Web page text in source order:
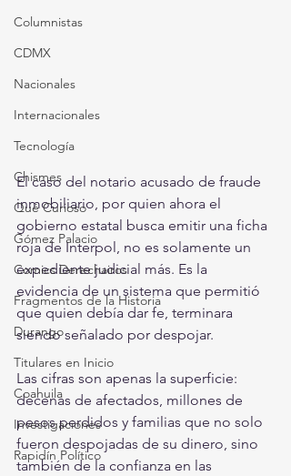
Columnistas
CDMX
Nacionales
Internacionales
Tecnología
Chismes
Qué Curioso
Gómez Palacio
Comics Derechairos
Fragmentos de la Historia
Durango
Titulares en Inicio
Coahuila
Investigaciones
Rapidín Político
El caso del notario acusado de fraude
inmobiliario, por quien ahora el
gobierno estatal busca emitir una ficha
roja de Interpol, no es solamente un
expediente judicial más. Es la
evidencia de un sistema que permitió
que quien debía dar fe, terminara
siendo señalado por despojar.
Las cifras son apenas la superficie:
decenas de afectados, millones de
pesos perdidos y familias que no solo
fueron despojadas de su dinero, sino
también de la confianza en las